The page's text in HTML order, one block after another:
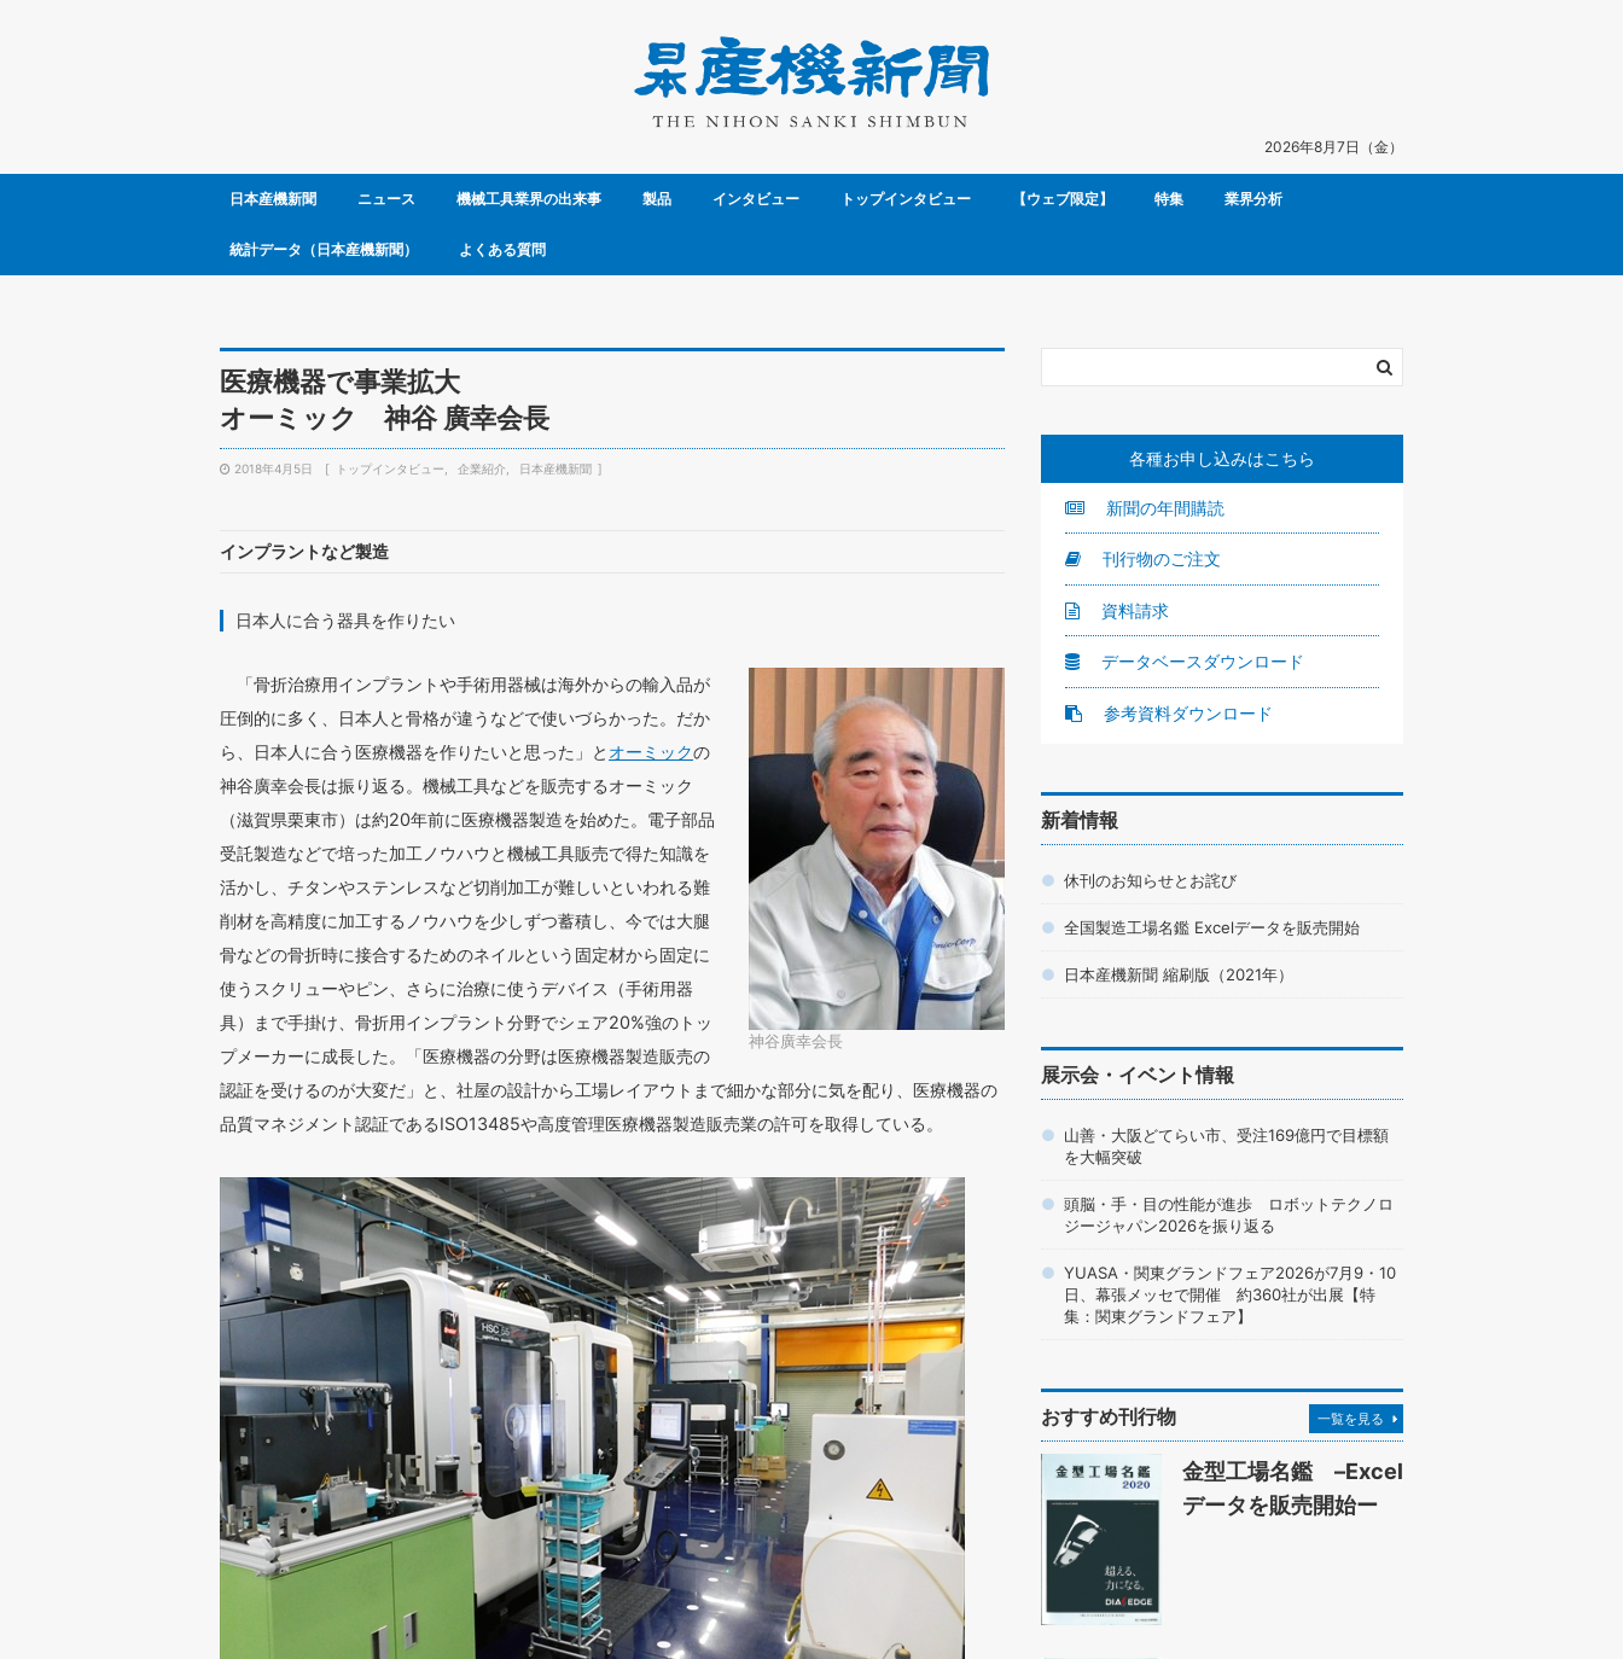
2026年8月7日（金）
日本産機新聞 ニュース 機械工具業界の出来事 製品 インタビュー トップインタビュー 【ウェブ限定】 特集 業界分析
統計データ（日本産機新聞） よくある質問
医療機器で事業拡大
オーミック 神谷 廣幸会長
2018年4月5日 トップインタビュー 企業紹介 日本産機新聞
インプラントなど製造
日本人に合う器具を作りたい
神谷廣幸会長
「骨折治療用インプラントや手術用器械は海外からの輸入品が
圧倒的に多く、日本人と骨格が違うなどで使いづらかった。だか
ら、日本人に合う医療機器を作りたいと思った」と オーミックの
神谷廣幸会長は振り返る。機械工具などを販売するオーミック
（滋賀県栗東市）は約20年前に医療機器製造を始めた。電子部品
受託製造などで培った加工ノウハウと機械工具販売で得た知識を
活かし、チタンやステンレスなど切削加工が難しいといわれる難
削材を高精度に加工するノウハウを少しずつ蓄積し、今では大腿
骨などの骨折時に接合するためのネイルという固定材から固定に
使うスクリューやピン、さらに治療に使うデバイス（手術用器
具）まで手掛け、骨折用インプラント分野でシェア20%強のトッ
プメーカーに成長した。「医療機器の分野は医療機器製造販売の
認証を受けるのが大変だ」と、社屋の設計から工場レイアウトまで細かな部分に気を配り、医療機器の
品質マネジメント認証であるISO13485や高度管理医療機器製造販売業の許可を取得している。
各種お申し込みはこちら
新聞の年間購読
刊行物のご注文
資料請求
データベースダウンロード
参考資料ダウンロード
新着情報
休刊のお知らせとお詫び
全国製造工場名鑑 Excelデータを販売開始
日本産機新聞 縮刷版（2021年）
展示会・イベント情報
山善・大阪どてらい市、受注169億円で目標額
を大幅突破
頭脳・手・目の性能が進歩 ロボットテクノロ
ジージャパン2026を振り返る
YUASA・関東グランドフェア2026が7月9・10
日、幕張メッセで開催 約360社が出展【特
集：関東グランドフェア】
おすすめ刊行物 一覧を見る
金型工場名鑑 –Excel
データを販売開始ー